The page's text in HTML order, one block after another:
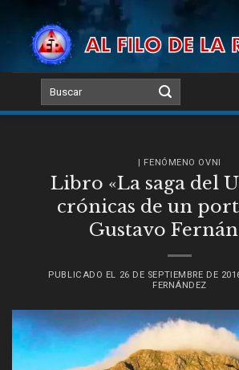
content
| FENÓMENO OVNI
Libro «La saga del
crónicas de un
Gustavo
PUBLICADO EL 26 DE SEPTIEMBRE DE
FERNÁNDEZ